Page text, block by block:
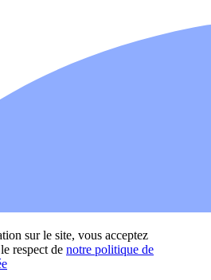
sur le site, vous acceptez
respect de notre politique de